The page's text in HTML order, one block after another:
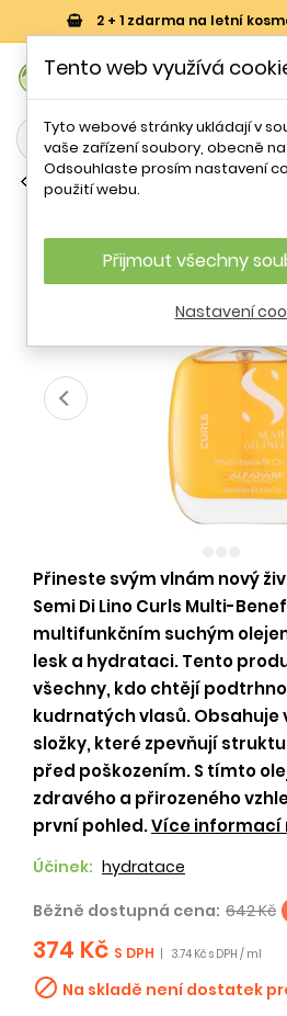
2 + 1 zdarma na letní
Ostatní vlasová výživa a regenerace
Multi-Benefit Oil 100 ml
- 42 %
Přineste svým vlnám nový
Semi Di Lino Curls Multi-
multifunkčním suchým
lesk a hydrataci. Tento
všechny, kdo chtějí
kudrnatých vlasů. Obsahuje
složky, které zpevňují
před poškozením. S tímto
zdravého a přirozeného
první pohled.Více informací
Účinek: hydratace
Běžně dostupná cena: 642 Kč
374 Kč S DPH 3.74 Kč s DPH / ml
 Na skladě není dostatek
Tento web využívá
Tyto webové stránky ukládají v
vaše zařízení soubory, obecně
Odsouhlaste prosím nastavení
použití webu.
Přijmout všechny
Nastavení